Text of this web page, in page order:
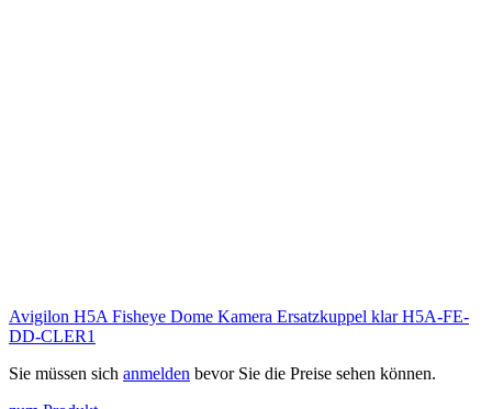
Avigilon H5A Fisheye Dome Kamera Ersatzkuppel klar H5A-FE-
DD-CLER1
Sie müssen sich anmelden bevor Sie die Preise sehen können.